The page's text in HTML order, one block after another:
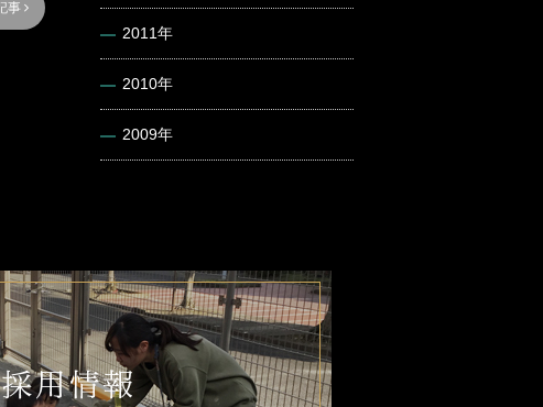
事 
2011年
2010年
2009年